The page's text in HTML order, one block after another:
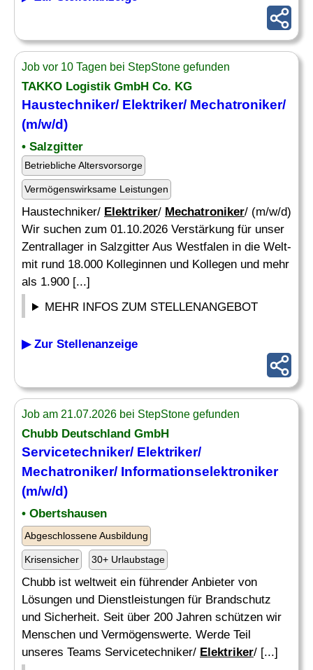
Job vor 10 Tagen bei StepStone gefunden
TAKKO Logistik GmbH Co. KG
Haustechniker/ Elektriker/ Mechatroniker/
(m/w/d)
• Salzgitter
Betriebliche Altersvorsorge
Vermögenswirksame Leistungen
Haustechniker/ Elektriker/ Mechatroniker/ (m/w/d)
Wir suchen zum 01.10.2026 Verstärkung für unser
Zentrallager in Salzgitter Aus Westfalen in die Welt-
mit rund 18.000 Kolleginnen und Kollegen und mehr
als 1.900 [...]
MEHR INFOS ZUM STELLENANGEBOT
▶ Zur Stellenanzeige
Job am 21.07.2026 bei StepStone gefunden
Chubb Deutschland GmbH
Servicetechniker/ Elektriker/
Mechatroniker/ Informationselektroniker
(m/w/d)
• Obertshausen
Abgeschlossene Ausbildung
Krisensicher 30+ Urlaubstage
Chubb ist weltweit ein führender Anbieter von
Lösungen und Dienstleistungen für Brandschutz
und Sicherheit. Seit über 200 Jahren schützen wir
Menschen und Vermögenswerte. Werde Teil
unseres Teams Servicetechniker/ Elektriker/ [...]